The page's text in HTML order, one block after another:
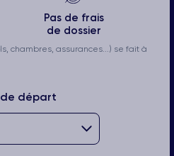
Pas de frais
de dossier
chambres, assurances...) se fait à
départ